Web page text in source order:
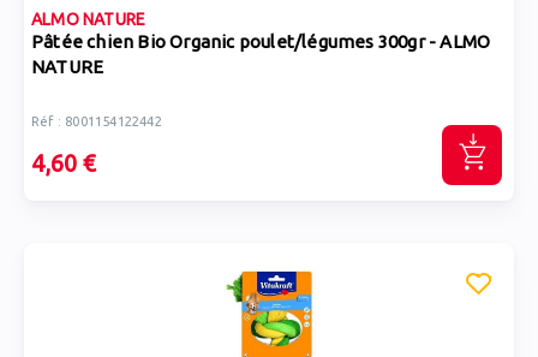
ALMO NATURE
Pâtée chien Bio Organic poulet/légumes 300gr - ALMO
NATURE
Réf : 8001154122442
4,60 €